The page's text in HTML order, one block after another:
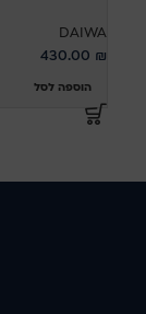
DAIWA
430.00 ₪
הוספה לסל